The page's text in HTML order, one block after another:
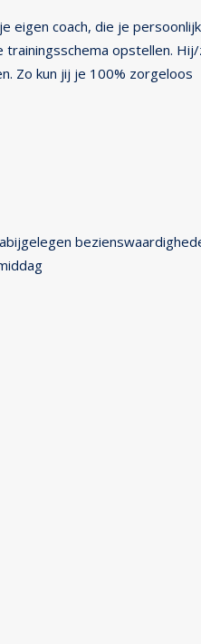
eigen coach, die je persoonlijk
opstellen.
Zo kun jij je 100% zorgeloos